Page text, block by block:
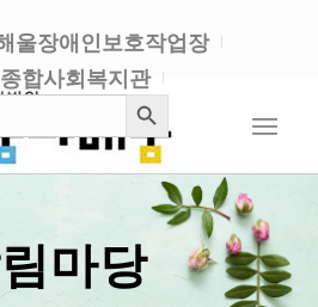
울장애인보호작업장
합사회복지관
검 검색 버튼
마당